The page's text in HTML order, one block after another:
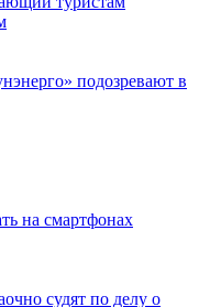
подозревают в
на смартфонах
судят по делу о